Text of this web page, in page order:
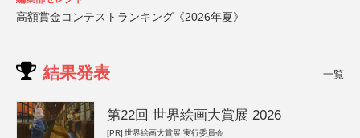
高額賞金コンテストランキング《2026年夏》
結果発表 一覧
第22回 世界絵画大賞展 2026
[PR] 世界絵画大賞展 実行委員会